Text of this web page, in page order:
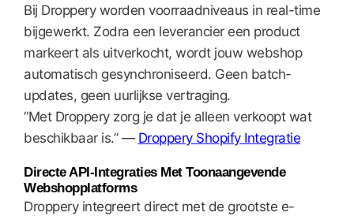
Bij Droppery worden voorraadniveaus in real-time
bijgewerkt. Zodra een leverancier een product
markeert als uitverkocht, wordt jouw webshop
automatisch gesynchroniseerd. Geen batch-
updates, geen uurlijkse vertraging.
“Met Droppery zorg je dat je alleen verkoopt wat
beschikbaar is.” — Droppery Shopify Integratie
Directe API-Integraties Met Toonaangevende
Webshopplatforms
Droppery integreert direct met de grootste e-